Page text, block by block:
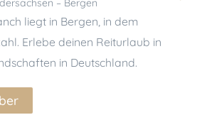
– Bergen
liegt in Bergen, in dem
Erlebe deinen Reiturlaub in
in Deutschland.